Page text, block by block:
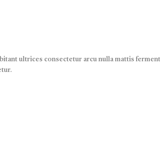
ultrices consectetur arcu nulla mattis